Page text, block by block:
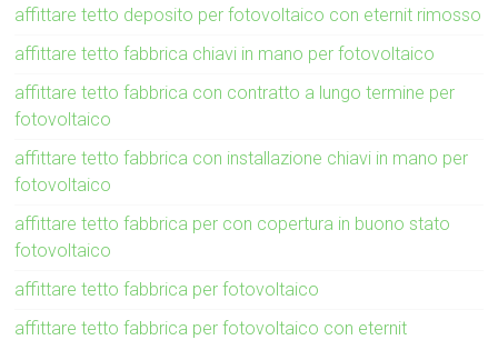
affittare tetto deposito per fotovoltaico con eternit rimosso
affittare tetto fabbrica chiavi in mano per fotovoltaico
affittare tetto fabbrica con contratto a lungo termine per
fotovoltaico
affittare tetto fabbrica con installazione chiavi in mano per
fotovoltaico
affittare tetto fabbrica per con copertura in buono stato
fotovoltaico
affittare tetto fabbrica per fotovoltaico
affittare tetto fabbrica per fotovoltaico con eternit